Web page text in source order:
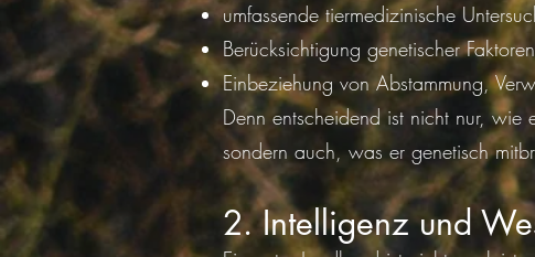
umfassende tiermedizinische
Berücksichtigung genetischer
Einbeziehung von Abstammung,
Denn entscheidend ist nicht nur, wie
sondern auch, was er genetisch
2. Intelligenz und